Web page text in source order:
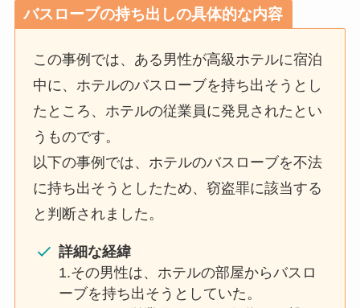
バスローブの持ち出しの具体的な内容
この事例では、ある男性が高級ホテルに宿泊
中に、ホテルのバスローブを持ち出そうとし
たところ、ホテルの従業員に発見されたとい
うものです。
以下の事例では、ホテルのバスローブを不法
に持ち出そうとしたため、窃盗罪に該当する
と判断されました。
詳細な経緯
1.その男性は、ホテルの部屋からバスロ
ーブを持ち出そうとしていた。